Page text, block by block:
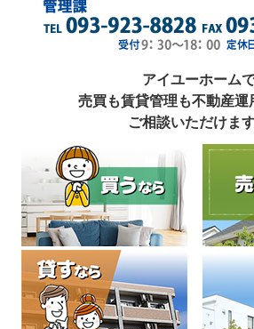
アイユーホーム
売買も賃貸管理も不動産運
ご相談いただけます